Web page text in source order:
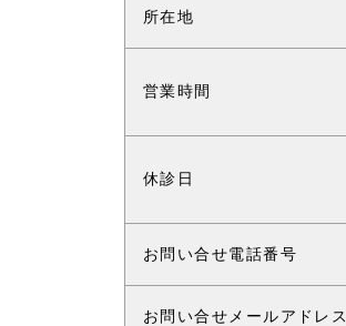
所在地
営業時間
休診日
お問い合せ電話番号
お問い合せメールアドレス